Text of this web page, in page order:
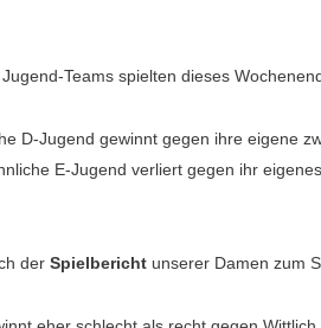
Teams spielten dieses
D-Jugend gewinnt gegen ihre eigene
E-Jugend verliert gegen ihr
der Spielbericht unserer Damen zum